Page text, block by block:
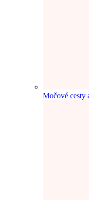
Močové cesty